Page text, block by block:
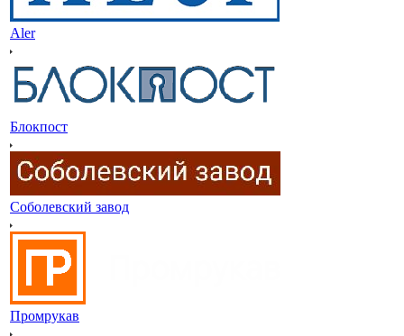
Aler
Блокпост
Соболевский завод
Промрукав